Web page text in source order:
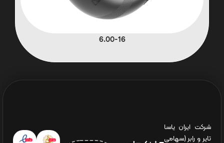
6.00-16
شرکت ایران یاسا
تایر و رابر (سهامی